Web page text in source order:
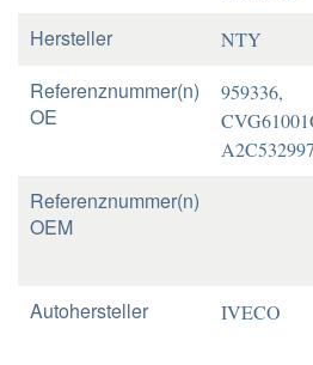
Hersteller NTY
Referenznummer(n)
OE
959336,
Referenznummer(n)
OEM
Autohersteller IVECO